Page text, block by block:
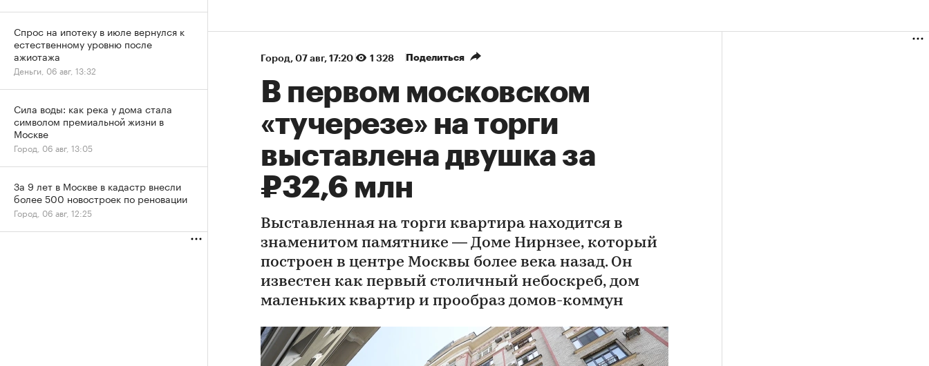
Город⁠, 07 авг, 17:20 1 328 Поделиться
В первом московском
«тучерезе» на торги
выставлена двушка за
₽32,6 млн
Выставленная на торги квартира находится в
знаменитом памятнике — Доме Нирнзее, который
построен в центре Москвы более века назад. Он
известен как первый столичный небоскреб, дом
маленьких квартир и прообраз домов-коммун
Спрос на ипотеку в июле вернулся к
естественному уровню после
ажиотажа
Деньги, 06 авг, 13:32
Сила воды: как река у дома стала
символом премиальной жизни в
Москве
Город, 06 авг, 13:05
За 9 лет в Москве в кадастр внесли
более 500 новостроек по реновации
Город, 06 авг, 12:25